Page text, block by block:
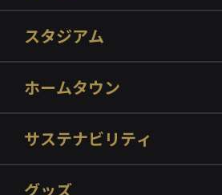
スタジアム
ホームタウン
サステナビリティ
グッズ